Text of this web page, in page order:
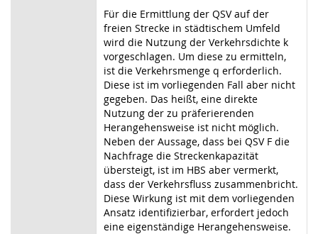
Für die Ermittlung der QSV auf der
freien Strecke in städtischem Umfeld
wird die Nutzung der Verkehrsdichte k
vorgeschlagen. Um diese zu ermitteln,
ist die Verkehrsmenge q erforderlich.
Diese ist im vorliegenden Fall aber nicht
gegeben. Das heißt, eine direkte
Nutzung der zu präferierenden
Herangehensweise ist nicht möglich.
Neben der Aussage, dass bei QSV F die
Nachfrage die Streckenkapazität
übersteigt, ist im HBS aber vermerkt,
dass der Verkehrsfluss zusammenbricht.
Diese Wirkung ist mit dem vorliegenden
Ansatz identifizierbar, erfordert jedoch
eine eigenständige Herangehensweise.